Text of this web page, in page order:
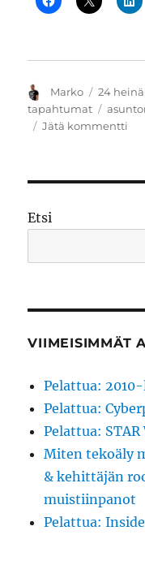
Kirjoittaja
Marko 24
tapahtumat
Jätä kommentti
Etsi
VIIMEISIMMÄT
Pelattua:
Pelattua:
Pelattua: STAR
Miten tekoäly
& kehittäjän
muistiinpanot
Pelattua: Inside